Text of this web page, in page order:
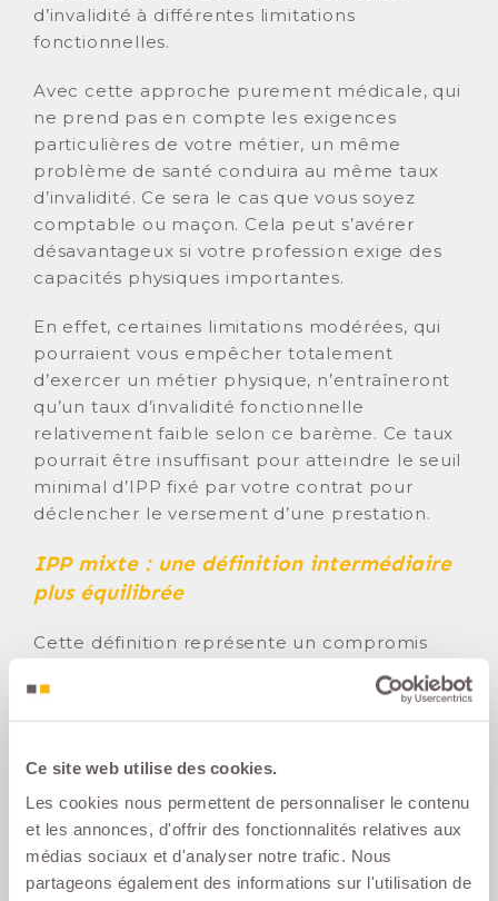
Ce site web utilise des cookies.
Les cookies nous permettent de personnaliser le contenu
et les annonces, d'offrir des fonctionnalités relatives aux
médias sociaux et d'analyser notre trafic. Nous
partageons également des informations sur l'utilisation de
d’invalidité à différentes limitations
fonctionnelles.
Avec cette approche purement médicale, qui
ne prend pas en compte les exigences
particulières de votre métier, un même
problème de santé conduira au même taux
d’invalidité. Ce sera le cas que vous soyez
comptable ou maçon. Cela peut s’avérer
désavantageux si votre profession exige des
capacités physiques importantes.
En effet, certaines limitations modérées, qui
pourraient vous empêcher totalement
d’exercer un métier physique, n’entraîneront
qu’un taux d’invalidité fonctionnelle
relativement faible selon ce barème. Ce taux
pourrait être insuffisant pour atteindre le seuil
minimal d’IPP fixé par votre contrat pour
déclencher le versement d’une prestation.
IPP mixte : une définition intermédiaire
plus équilibrée
Cette définition représente un compromis
professionnelle et fonctionnelle, puisqu’elle
calcule votre taux d’invalidité en combinant
physiques ou mentales selon un barème
médical de droit commun et la prise en
compte de l’impact spécifique de ces
limitations sur votre capacité à exercer
votre profession habituelle.